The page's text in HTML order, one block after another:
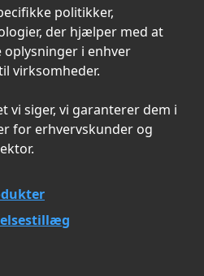
politikker,
der hjælper med at
i enhver
virksomheder.
vi siger, vi garanterer dem i
for erhvervskunder og